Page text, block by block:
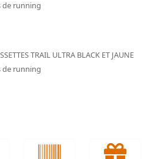
de running
TRAIL ULTRA BLACK ET JAUNE
de running